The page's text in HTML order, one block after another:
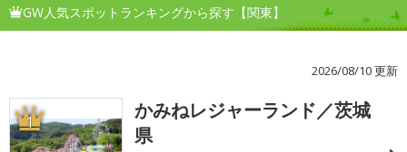
GW人気スポットランキングから探す【関東】
2026/08/10 更新
1
かみねレジャーランド／茨城
県